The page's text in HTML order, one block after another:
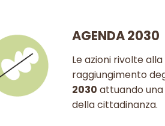
AGENDA 2030
Le azioni rivolte
raggiungimento
2030 attuando
della cittadinanza.